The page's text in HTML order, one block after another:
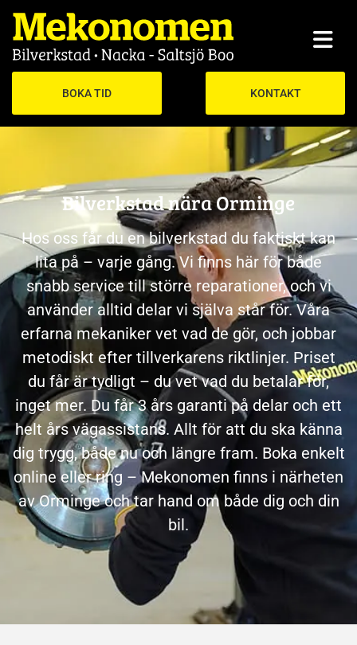
BOKA TID KONTAKT
Bilverkstad nära Orminge
Hos oss får du en bilverkstad du faktiskt kan
lita på – varje gång. Vi finns här för både
snabb service till större reparationer, och vi
använder alltid delar vi själva står för. Våra
erfarna mekaniker vet vad de gör, och jobbar
metodiskt efter tillverkarens riktlinjer. Priset
du får är tydligt – du vet vad du betalar för,
inget mer. Du får 3 års garanti på delar och ett
helt års vägassistans. Allt för att du ska känna
dig trygg, både nu och längre fram. Boka enkelt
online eller ring – Mekonomen finns i närheten
av Orminge och tar hand om både dig och din
bil.